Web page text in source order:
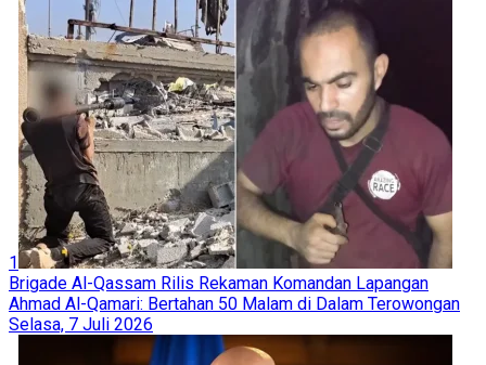
1
Brigade Al-Qassam Rilis Rekaman Komandan Lapangan
Ahmad Al-Qamari: Bertahan 50 Malam di Dalam Terowongan
Selasa, 7 Juli 2026